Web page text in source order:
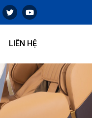
LIÊN HỆ